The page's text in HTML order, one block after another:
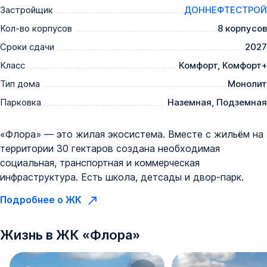
и качественные материалы;
✔ Продажа осуществляется напрямую от застройщика
— без посредников и дополнительных комиссий.
*Рендеры носят иллюстративный характер и
демонстрируют возможный вариант оформления
Застройщик
ДОННЕФТЕСТРОЙ
Кол-во корпусов
8 корпусов
Сроки сдачи
2027
Класс
Комфорт, Комфорт+
Тип дома
Монолит
Парковка
Наземная, Подземная
«Флора» — это жилая экосистема. Вместе с жильём на
территории 30 гектаров создана необходимая
социальная, транспортная и коммерческая
инфраструктура. Есть школа, детсады и двор-парк.
Подробнее о ЖК
Жизнь в ЖК «Флора»